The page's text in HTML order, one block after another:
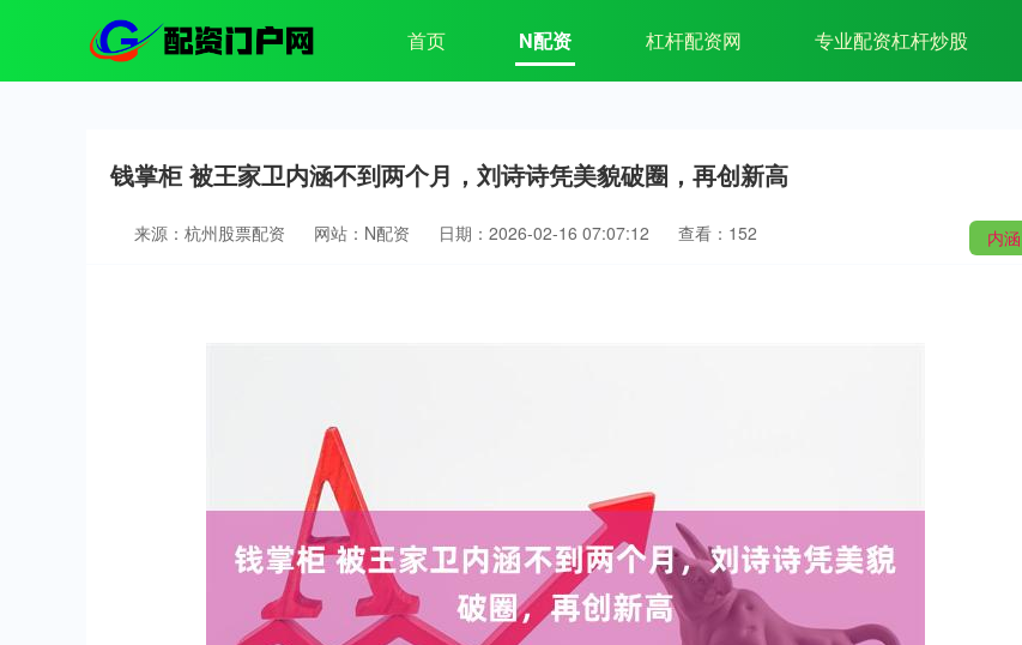
首页 N配资 杠杆配资网 专业配资杠杆炒股
钱掌柜 被王家卫内涵不到两个月，刘诗诗凭美貌破圈，再创新高
内涵
来源：杭州股票配资 网站：N配资 日期：2026-02-16 07:07:12 查看：152